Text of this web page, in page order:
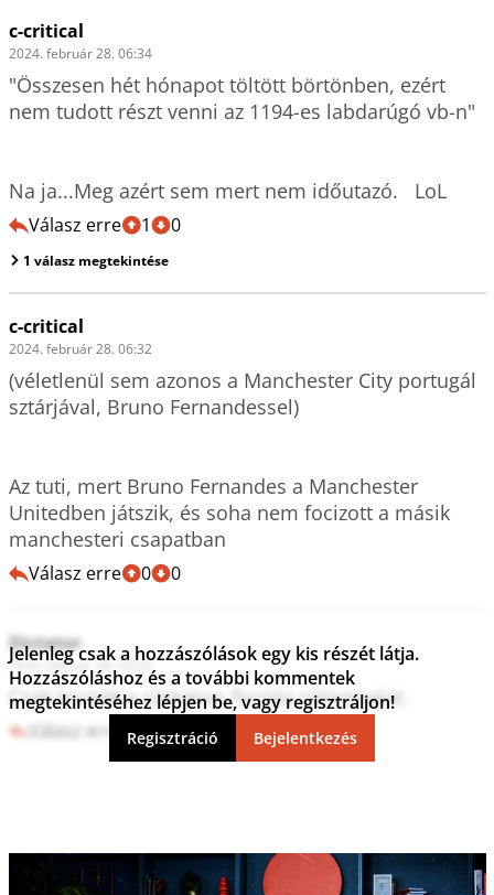
c-critical
2024. február 28. 06:34
"Összesen hét hónapot töltött börtönben, ezért
nem tudott részt venni az 1194-es labdarúgó vb-n"
Na ja...Meg azért sem mert nem időutazó.   LoL
Válasz erre 1 0
1 válasz megtekintése
c-critical
2024. február 28. 06:32
(véletlenül sem azonos a Manchester City portugál
sztárjával, Bruno Fernandessel)
Az tuti, mert Bruno Fernandes a Manchester
Unitedben játszik, és soha nem focizott a másik
manchesteri csapatban
Válasz erre 0 0
Dictator
2024. február 28. 05:55
Csak hozzák a szokásos focista színvonalat.
Válasz erre 0 0
Jelenleg csak a hozzászólások egy kis részét látja.
Hozzászóláshoz és a további kommentek
megtekintéséhez lépjen be, vagy regisztráljon!
Regisztráció Bejelentkezés